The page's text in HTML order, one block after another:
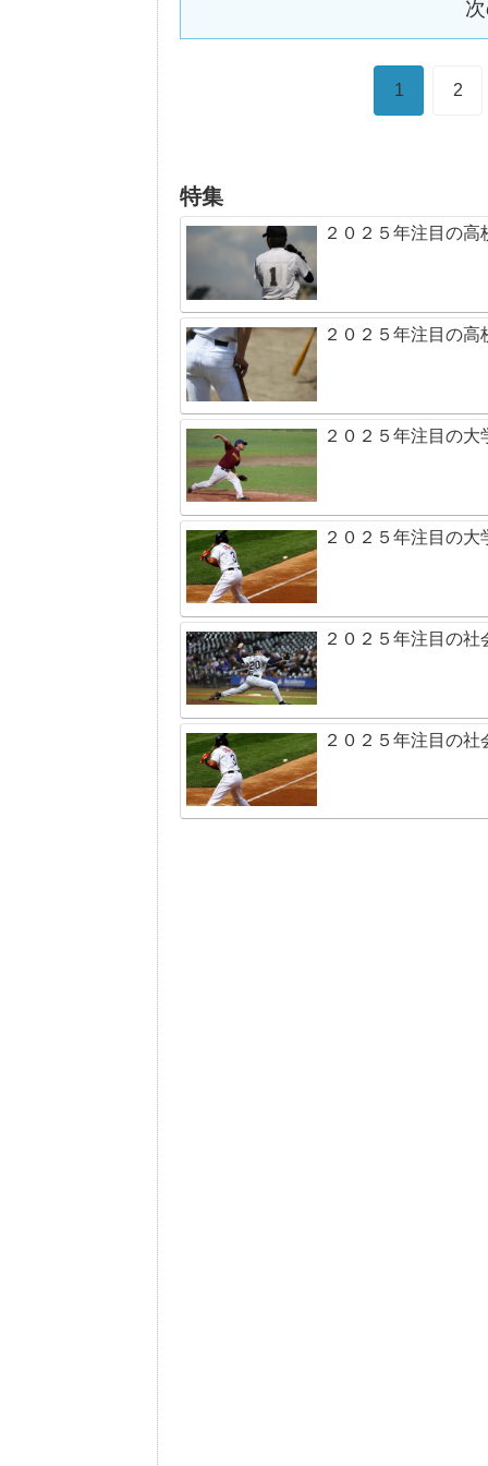
1 2
特集
２０２５年注目の
２０２５年注目の
２０２５年注目の
２０２５年注目の
２０２５年注目の
２０２５年注目の